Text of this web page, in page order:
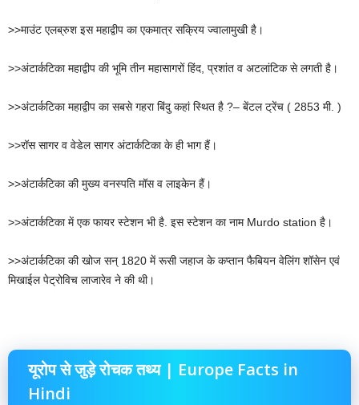
>>माउंट एलब्रुश इस महाद्वीप का एकमात्र सक्रिय ज्वालामुखी है।
>>अंटार्कटिका महाद्वीप की भूमि तीन महासागरों हिंद, प्रशांत व अटलांटिक से लगती है।
>>अंटार्कटिका महाद्वीप का सबसे गहरा बिंदु कहां स्थित है ?– बेंटल ट्रेंच ( 2853 मी. )
>>रॉस सागर व वेडेल सागर अंटार्कटिका के ही भाग हैं।
>>अंटार्कटिका की मुख्य वनस्पति मॉस व लाइकेन हैं।
>>अंटार्कटिका में एक फायर स्टेशन भी है. इस स्टेशन का नाम Murdo station है।
>>अंटार्कटिका की खोज सन् 1820 में रूसी जहाज के कप्तान फैबियन वेलिंग शॉसेन एवं
मिखाईल पेट्रोविच लाजारेव ने की थी।
यूरोप से जुड़े रोचक तथ्य | Europe Facts in
Hindi